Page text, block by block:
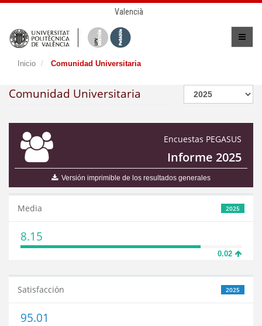
Valencià
Inicio Comunidad Universitaria
Comunidad Universitaria
Encuestas PEGASUS
Informe 2025
Versión imprimible de los resultados generales
2025
Media
8.15
0.02
2025
Satisfacción
95.01